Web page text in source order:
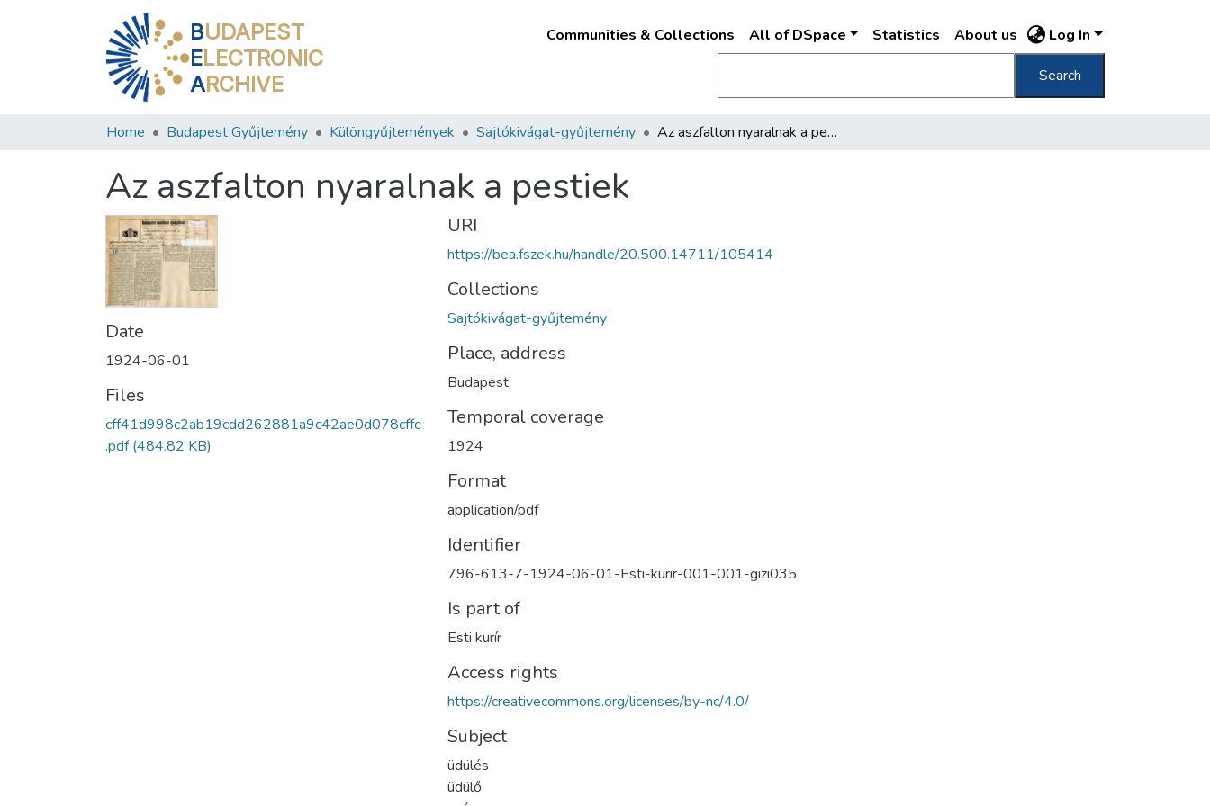
BUDAPEST
ELECTRONIC
ARCHIVE
Communities & Collections All of DSpace Statistics About us Log In
Search
Home Budapest Gyűjtemény Különgyűjtemények Sajtókivágat-gyűjtemény Az aszfalton nyaralnak a pestiek
Az aszfalton nyaralnak a pestiek
Date
1924-06-01
Files
cff41d998c2ab19cdd262881a9c42ae0d078cffc
.pdf(484.82 KB)
URI
https://bea.fszek.hu/handle/20.500.14711/105414
Collections
Sajtókivágat-gyűjtemény
Place, address
Budapest
Temporal coverage
1924
Format
application/pdf
Identifier
796-613-7-1924-06-01-Esti-kurir-001-001-gizi035
Is part of
Esti kurír
Access rights
https://creativecommons.org/licenses/by-nc/4.0/
Subject
üdülés
üdülő